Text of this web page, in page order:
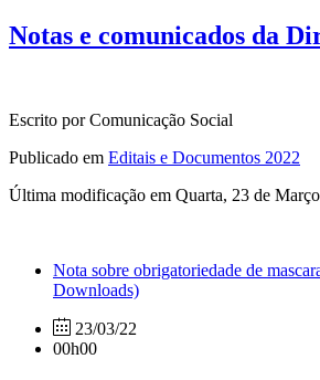
Notas e comunicados da
Escrito por Comunicação Social
Publicado em Editais e Documentos 2022
Última modificação em Quarta, 23 de
Nota sobre obrigatoriedade de
Downloads)
23/03/22
00h00